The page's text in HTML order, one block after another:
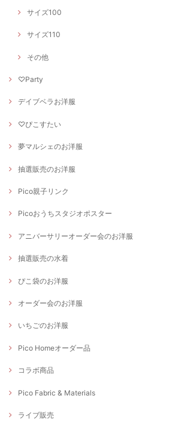
サイズ100
サイズ110
その他
♡Party
デイブベラお洋服
♡ぴこすたい
夢マルシェのお洋服
抽選販売のお洋服
Pico親子リンク
Picoおうちスタジオポスター
アニバーサリーオーダー会のお洋服
抽選販売の水着
ぴこ袋のお洋服
オーダー会のお洋服
いちごのお洋服
Pico Homeオーダー品
コラボ商品
Pico Fabric & Materials
ライブ販売